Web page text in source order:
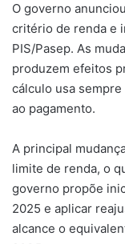
O governo
critério de renda e
PIS/Pasep. As
produzem efeitos
cálculo usa
ao pagamento.
A principal
limite de renda, o
governo propõe
2025 e aplicar
alcance o